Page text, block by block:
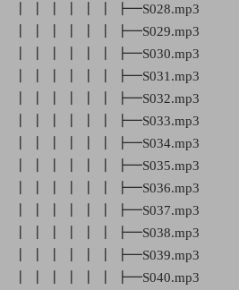
┃ ┃ ┃ ┃ ┃ ┃ ┣━S028.mp3
┃ ┃ ┃ ┃ ┃ ┃ ┣━S029.mp3
┃ ┃ ┃ ┃ ┃ ┃ ┣━S030.mp3
┃ ┃ ┃ ┃ ┃ ┃ ┣━S031.mp3
┃ ┃ ┃ ┃ ┃ ┃ ┣━S032.mp3
┃ ┃ ┃ ┃ ┃ ┃ ┣━S033.mp3
┃ ┃ ┃ ┃ ┃ ┃ ┣━S034.mp3
┃ ┃ ┃ ┃ ┃ ┃ ┣━S035.mp3
┃ ┃ ┃ ┃ ┃ ┃ ┣━S036.mp3
┃ ┃ ┃ ┃ ┃ ┃ ┣━S037.mp3
┃ ┃ ┃ ┃ ┃ ┃ ┣━S038.mp3
┃ ┃ ┃ ┃ ┃ ┃ ┣━S039.mp3
┃ ┃ ┃ ┃ ┃ ┃ ┣━S040.mp3